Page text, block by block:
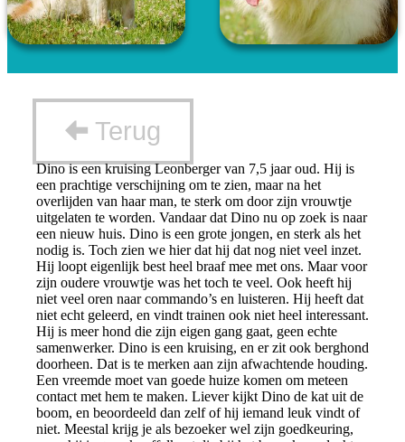
Terug
Dino is een kruising Leonberger van 7,5 jaar oud. Hij is
een prachtige verschijning om te zien, maar na het
overlijden van haar man, te sterk om door zijn vrouwtje
uitgelaten te worden. Vandaar dat Dino nu op zoek is naar
een nieuw huis. Dino is een grote jongen, en sterk als het
nodig is. Toch zien we hier dat hij dat nog niet veel inzet.
Hij loopt eigenlijk best heel braaf mee met ons. Maar voor
zijn oudere vrouwtje was het toch te veel. Ook heeft hij
niet veel oren naar commando’s en luisteren. Hij heeft dat
niet echt geleerd, en vindt trainen ook niet heel interessant.
Hij is meer hond die zijn eigen gang gaat, geen echte
samenwerker. Dino is een kruising, en er zit ook berghond
doorheen. Dat is te merken aan zijn afwachtende houding.
Een vreemde moet van goede huize komen om meteen
contact met hem te maken. Liever kijkt Dino de kat uit de
boom, en beoordeeld dan zelf of hij iemand leuk vindt of
niet. Meestal krijg je als bezoeker wel zijn goedkeuring,